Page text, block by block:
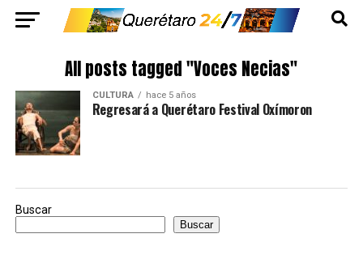
All posts tagged "Voces Necias"
CULTURA hace 5 años
Regresará a Querétaro Festival Oxímoron
Buscar
Buscar